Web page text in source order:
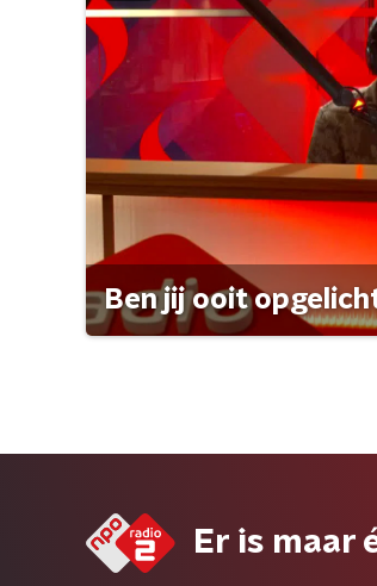
Ben jij ooit
Er is maar